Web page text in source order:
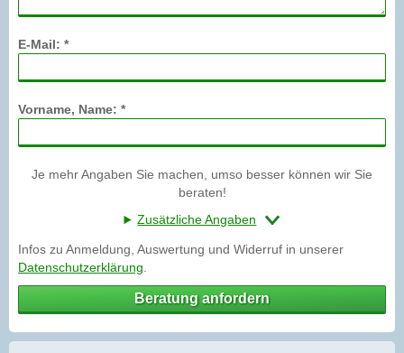
E-Mail: *
Vorname, Name: *
Je mehr Angaben Sie machen, umso besser können wir Sie
beraten!
Zusätzliche Angaben
Infos zu Anmeldung, Auswertung und Widerruf in unserer
Datenschutzerklärung
Beratung anfordern